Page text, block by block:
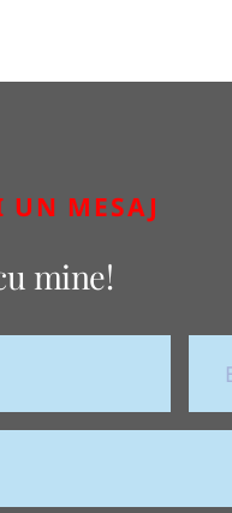
MESAJ
mine!